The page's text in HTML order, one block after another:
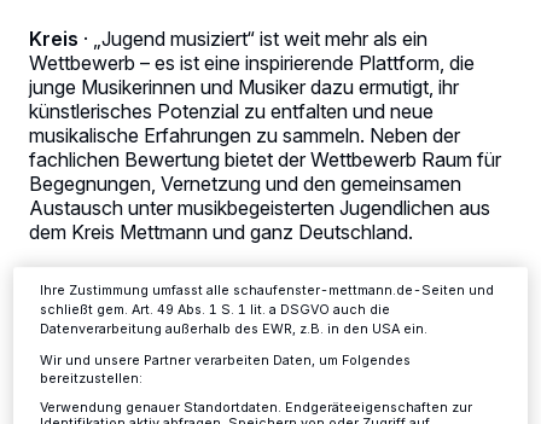
Kreis · „Jugend musiziert“ ist weit mehr als ein
Wettbewerb – es ist eine inspirierende Plattform, die
junge Musikerinnen und Musiker dazu ermutigt, ihr
künstlerisches Potenzial zu entfalten und neue
musikalische Erfahrungen zu sammeln. Neben der
fachlichen Bewertung bietet der Wettbewerb Raum für
Begegnungen, Vernetzung und den gemeinsamen
Austausch unter musikbegeisterten Jugendlichen aus
dem Kreis Mettmann und ganz Deutschland.
27.10.2025 , 15:35 Uhr 2 Minuten Lesezeit
Wir und unsere218 -Partner speichern und greifen auf
personenbezogene Daten wie Browserdaten oder eindeutige
Kennungen auf Ihrem Gerät zu. Durch Auswahl von OK aktivieren Sie
Tracking-Technologien für die unter „Wir und unsere Partner
Zwecke. Wenn Tracker deaktiviert sind, sind manche Inhalte und
Anzeigen möglicherweise nicht mehr so relevant für Sie. Sie können
dieses Menü jederzeit wieder aufrufen, um Ihre Einstellungen zu
ändern oder Ihre Einwilligung zu widerrufen, indem Sie auf den Link
Einstellungen oder Ablehnen am unteren Rand der Webseite klicken.
Ihre Einstellungen gelten innerhalb unseres Website. Weitere
Ihre Zustimmung umfasst alle schaufenster-mettmann.de-Seiten und
schließt gem. Art. 49 Abs. 1 S. 1 lit. a DSGVO auch die
Datenverarbeitung außerhalb des EWR, z.B. in den USA ein.
Wir und unsere Partner verarbeiten Daten, um Folgendes
bereitzustellen:
Verwendung genauer Standortdaten. Endgeräteeigenschaften zur